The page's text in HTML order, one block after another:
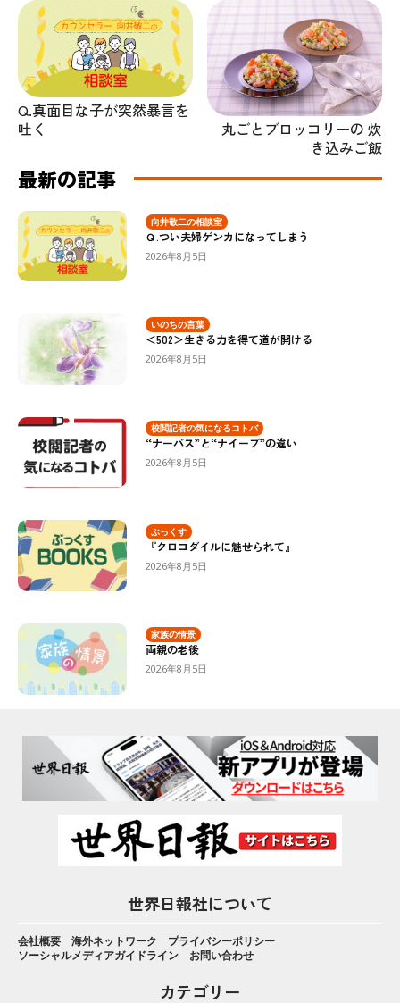
Q.真面目な子が突然暴言を
吐く
丸ごとブロッコリーの 炊
き込みご飯
最新の記事
向井敬二の相談室
Ｑ.つい夫婦ゲンカになってしまう
2026年8月5日
いのちの言葉
＜502＞生きる力を得て道が開ける
2026年8月5日
校閲記者の気になるコトバ
“ナーバス”と“ナイーブ”の違い
2026年8月5日
ぶっくす
『クロコダイルに魅せられて』
2026年8月5日
家族の情景
両親の老後
2026年8月5日
世界日報社について
会社概要 海外ネットワーク
プライバシーポリシー
ソーシャルメディアガイドライン
お問い合わせ
カテゴリー